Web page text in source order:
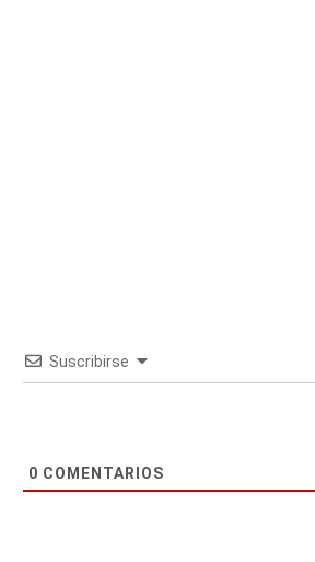
Suscribirse
0 COMENTARIOS